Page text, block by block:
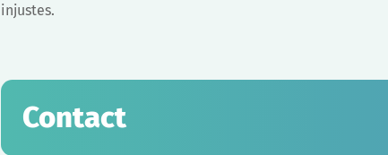
injustes.
Contact